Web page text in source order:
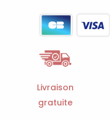
breloques
Livraison
gratuite